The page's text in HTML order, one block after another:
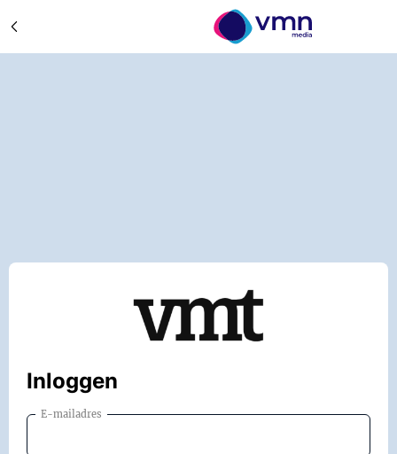
Inloggen
E-mailadres